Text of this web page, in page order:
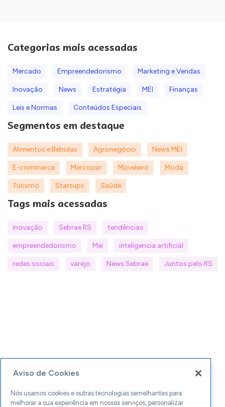
Categorias mais acessadas
Mercado Empreendedorismo Marketing e Vendas
Inovação News Estratégia MEI Finanças
Leis e Normas Conteúdos Especiais
Segmentos em destaque
Alimentos e Bebidas Agronegócio News MEI
E-commerce Mercopar Moveleiro Moda
Turismo Startups Saúde
Tags mais acessadas
inovação Sebrae RS tendências
empreendedorismo Mei inteligencia artificial
redes sociais varejo News Sebrae Juntos pelo RS
Aviso de Cookies
Nós usamos cookies e outras tecnologias semelhantes para
melhorar a sua experiência em nossos serviços, personalizar